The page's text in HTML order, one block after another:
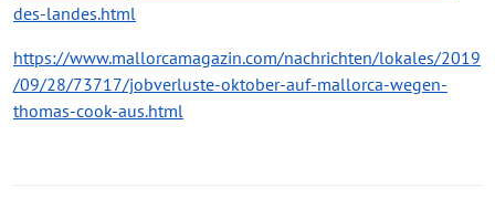
des-landes.html
https://www.mallorcamagazin.com/nachrichten/lokales/2019
/09/28/73717/jobverluste-oktober-auf-mallorca-wegen-
thomas-cook-aus.html